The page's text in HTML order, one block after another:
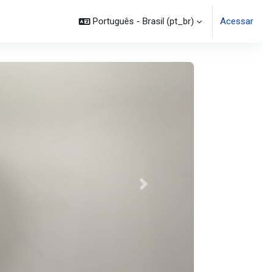
Português - Brasil ‎(pt_br)‎ Acessar
Próximo